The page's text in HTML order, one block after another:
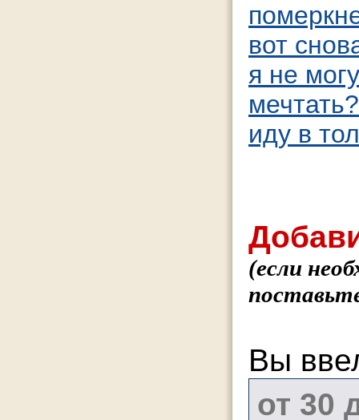
вот
я не
иду в
(если
Вы